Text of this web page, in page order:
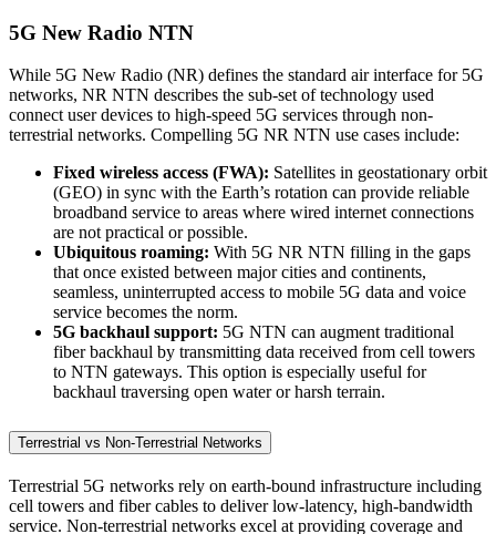
5G New Radio NTN
While 5G New Radio (NR) defines the standard air interface for 5G
networks, NR NTN describes the sub-set of technology used
connect user devices to high-speed 5G services through non-
terrestrial networks. Compelling 5G NR NTN use cases include:
Fixed wireless access (FWA): Satellites in geostationary orbit
(GEO) in sync with the Earth’s rotation can provide reliable
broadband service to areas where wired internet connections
are not practical or possible.
Ubiquitous roaming: With 5G NR NTN filling in the gaps
that once existed between major cities and continents,
seamless, uninterrupted access to mobile 5G data and voice
service becomes the norm.
5G backhaul support: 5G NTN can augment traditional
fiber backhaul by transmitting data received from cell towers
to NTN gateways. This option is especially useful for
backhaul traversing open water or harsh terrain.
Terrestrial vs Non-Terrestrial Networks
Terrestrial 5G networks rely on earth-bound infrastructure including
cell towers and fiber cables to deliver low-latency, high-bandwidth
service. Non-terrestrial networks excel at providing coverage and